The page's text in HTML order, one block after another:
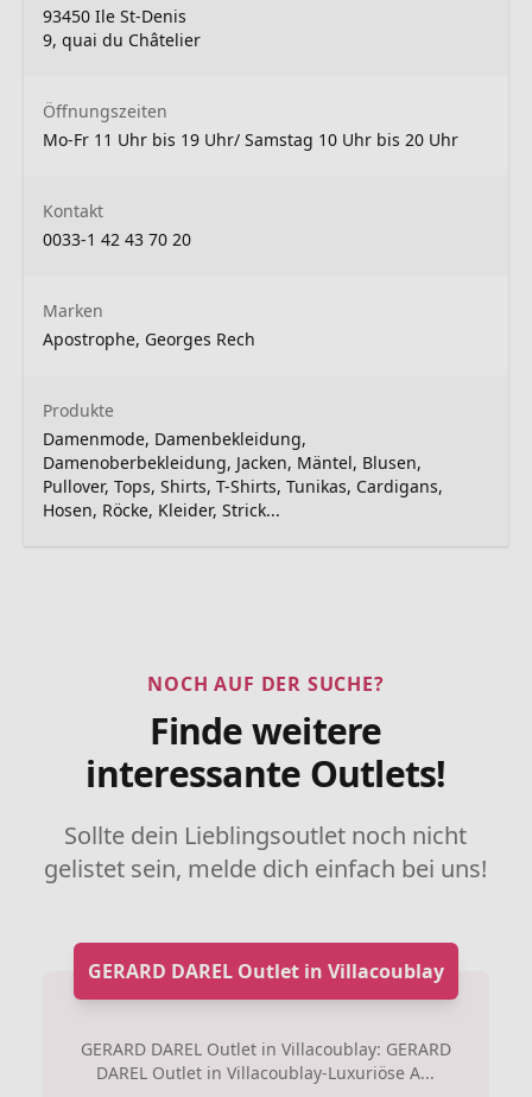
93450 Ile St-Denis
9, quai du Châtelier
Öffnungszeiten
Mo-Fr 11 Uhr bis 19 Uhr/ Samstag 10 Uhr bis 20 Uhr
Kontakt
0033-1 42 43 70 20
Marken
Apostrophe, Georges Rech
Produkte
Damenmode, Damenbekleidung,
Damenoberbekleidung, Jacken, Mäntel, Blusen,
Pullover, Tops, Shirts, T-Shirts, Tunikas, Cardigans,
Hosen, Röcke, Kleider, Strick...
NOCH AUF DER SUCHE?
Finde weitere
interessante Outlets!
Sollte dein Lieblingsoutlet noch nicht
gelistet sein, melde dich einfach bei uns!
GERARD DAREL Outlet in Villacoublay
GERARD DAREL Outlet in Villacoublay: GERARD
DAREL Outlet in Villacoublay-Luxuriöse A...